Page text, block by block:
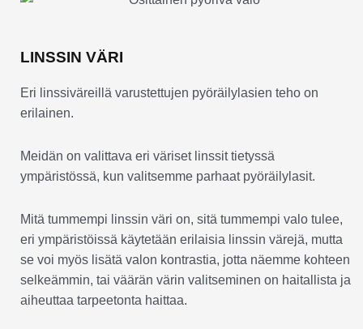
LINSSIN VÄRI
Eri linssiväreillä varustettujen pyöräilylasien teho on
erilainen.
Meidän on valittava eri väriset linssit tietyssä
ympäristössä, kun valitsemme parhaat pyöräilylasit.
Mitä tummempi linssin väri on, sitä tummempi valo tulee,
eri ympäristöissä käytetään erilaisia linssin värejä, mutta
se voi myös lisätä valon kontrastia, jotta näemme kohteen
selkeämmin, tai väärän värin valitseminen on haitallista ja
aiheuttaa tarpeetonta haittaa.